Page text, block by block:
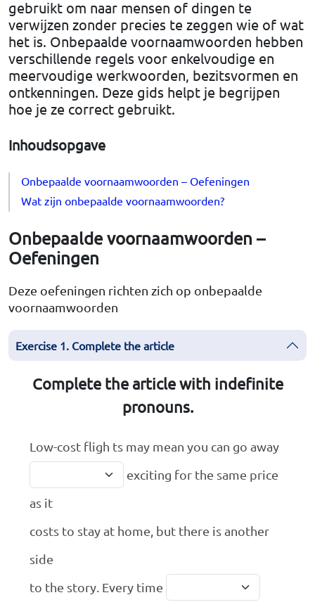
gebruikt om naar mensen of dingen te
verwijzen zonder precies te zeggen wie of wat
het is. Onbepaalde voornaamwoorden hebben
verschillende regels voor enkelvoudige en
meervoudige werkwoorden, bezitsvormen en
ontkenningen. Deze gids helpt je begrijpen
hoe je ze correct gebruikt.
Inhoudsopgave
Onbepaalde voornaamwoorden – Oefeningen
Wat zijn onbepaalde voornaamwoorden?
Onbepaalde voornaamwoorden –
Oefeningen
Deze oefeningen richten zich op onbepaalde
voornaamwoorden
Exercise 1. Complete the article
Complete the article with indefinite
pronouns.
Low-cost fligh ts may mean you can go away
as it
costs to stay at home, but there is another
side
to the story. Every time